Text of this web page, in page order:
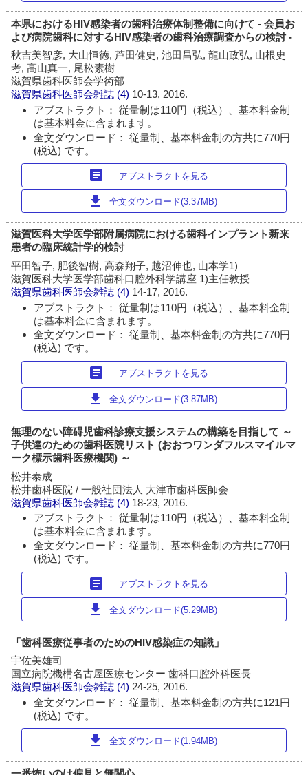
本県におけるHIV感染者の歯科治療体制整備に向けて - 会員お
よび病院歯科に対するHIV感染者の歯科治療調査からの検討 -
秋吉美智彦, 大山恒徳, 芦田健史, 池田昌弘, 龍山政弘, 山根史
考, 高山真一, 尾松素樹
滋賀県歯科医師会学術部
滋賀県歯科医師会雑誌 (4) 10-13, 2016.
アブストラクト： 従量制は110円（税込）、基本料金制
は基本料金に含まれます。
全文ダウンロード： 従量制、基本料金制の方共に770円
(税込) です。
article アブストラクトを見る
download 全文ダウンロード(3.37MB)
滋賀医科大学医学部附属病院における歯科インプラント新来
患者の臨床統計学的検討
平田智子, 肥後智樹, 高森翔子, 越沼伸也, 山本学1)
滋賀医科大学医学部歯科口腔外科学講座 1)主任教授
滋賀県歯科医師会雑誌 (4) 14-17, 2016.
アブストラクト： 従量制は110円（税込）、基本料金制
は基本料金に含まれます。
全文ダウンロード： 従量制、基本料金制の方共に770円
(税込) です。
article アブストラクトを見る
download 全文ダウンロード(3.87MB)
無理のない障碍児歯科診療支援システムの構築を目指して ～
子供達のための歯科医院リスト (おおつワンダフルスマイルマ
ーク標示歯科医療機関) ～
松井泰成
松井歯科医院 / 一般社団法人 大津市歯科医師会
滋賀県歯科医師会雑誌 (4) 18-23, 2016.
アブストラクト： 従量制は110円（税込）、基本料金制
は基本料金に含まれます。
全文ダウンロード： 従量制、基本料金制の方共に770円
(税込) です。
article アブストラクトを見る
download 全文ダウンロード(5.29MB)
「歯科医療従事者のためのHIV感染症の知識」
宇佐美雄司
国立病院機構名古屋医療センター 歯科口腔外科医長
滋賀県歯科医師会雑誌 (4) 24-25, 2016.
全文ダウンロード： 従量制、基本料金制の方共に121円
(税込) です。
download 全文ダウンロード(1.94MB)